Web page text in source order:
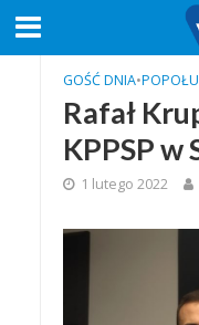
GOŚĆ DNIA•
Rafał
KPPSP w
1 lutego 2022